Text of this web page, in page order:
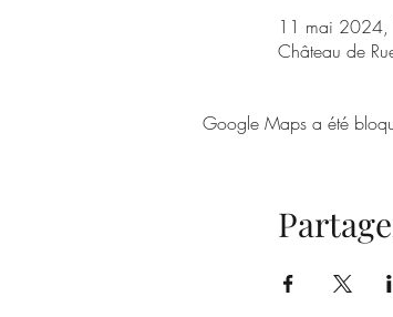
11 mai
Château de
Google Maps a été